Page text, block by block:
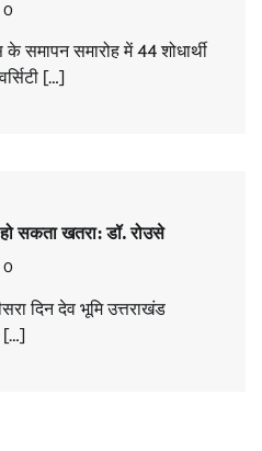
0
समापन समारोह में 44 शोधार्थी
[…]
सकता खतरा: डॉ. रोउसे
0
दिन देव भूमि उत्तराखंड
[…]